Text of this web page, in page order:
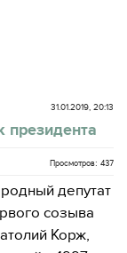
31.01.2019, 20:13
Просмотров: 437
депутат
созыва
Корж,